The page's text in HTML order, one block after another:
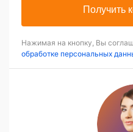
Получить
Нажимая на кнопку, Вы
обработке персональных